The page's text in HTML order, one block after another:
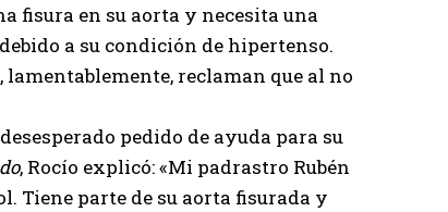
fisura en su aorta y necesita una
a su condición de hipertenso.
reclaman que al no
pedido de ayuda para su
, Rocío explicó: «Mi padrastro Rubén
Tiene parte de su aorta fisurada y